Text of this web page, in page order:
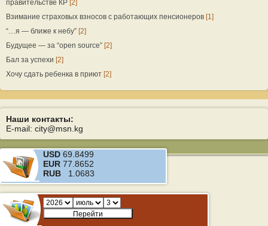
правительстве КР [2]
Взимание страховых взносов с работающих пенсионеров [1]
“…я — ближе к небу” [2]
Будущее — за “open source” [2]
Бал за успехи [2]
Хочу сдать ребенка в приют [2]
Наши контакты:
E-mail: city@msn.kg
USD 69.8499
EUR 77.8652
RUB 1.0683